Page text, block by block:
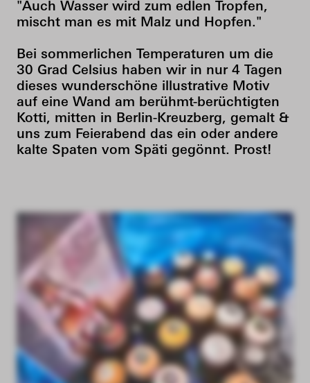
"Auch Wasser wird zum edlen Tropfen,
mischt man es mit Malz und Hopfen."
Bei sommerlichen Temperaturen um die
30 Grad Celsius haben wir in nur 4 Tagen
dieses wunderschöne illustrative Motiv
auf eine Wand am berühmt-berüchtigten
Kotti, mitten in Berlin-Kreuzberg, gemalt &
uns zum Feierabend das ein oder andere
kalte Spaten vom Späti gegönnt. Prost!